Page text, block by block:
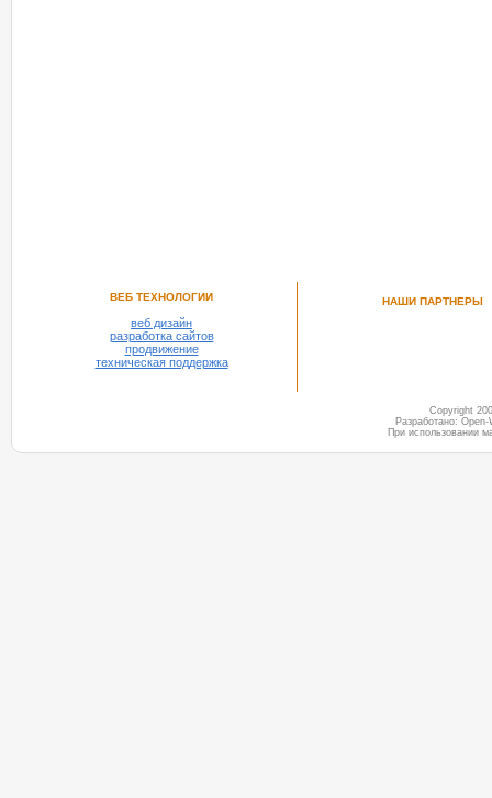
ВЕБ ТЕХНОЛОГИИ
веб дизайн
разработка сайтов
продвижение
техническая поддержка
НАШИ ПАРТНЕРЫ
Copyright
Разработано:
При использовании